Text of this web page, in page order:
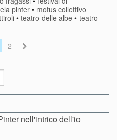
pinter• motus collettivo
• teatro delle albe • teatro
2
nell'intrico dell'io